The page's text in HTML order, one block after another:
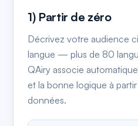
1) Partir de zéro
Décrivez votre audience
langue — plus de 80
QAiry associe
et la bonne logique à
données.